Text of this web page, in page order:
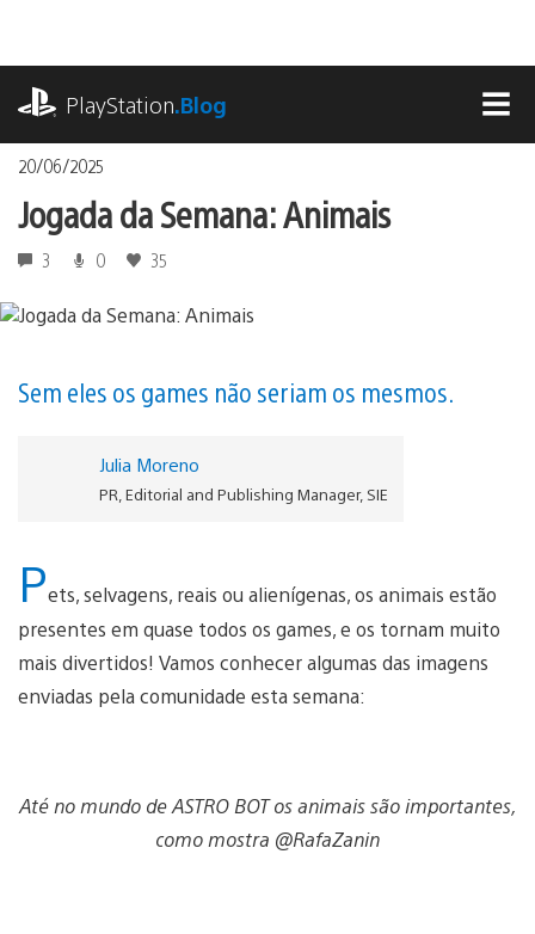
o
conteúdo
PlayStation.Blog
20/06/2025
Jogada da Semana: Animais
3 0 35
Sem eles os games não seriam os mesmos.
Julia Moreno
PR, Editorial and Publishing Manager, SIE
Pets, selvagens, reais ou alienígenas, os animais estão
presentes em quase todos os games, e os tornam muito
mais divertidos! Vamos conhecer algumas das imagens
enviadas pela comunidade esta semana:
Até no mundo de ASTRO BOT os animais são importantes,
como mostra @RafaZanin